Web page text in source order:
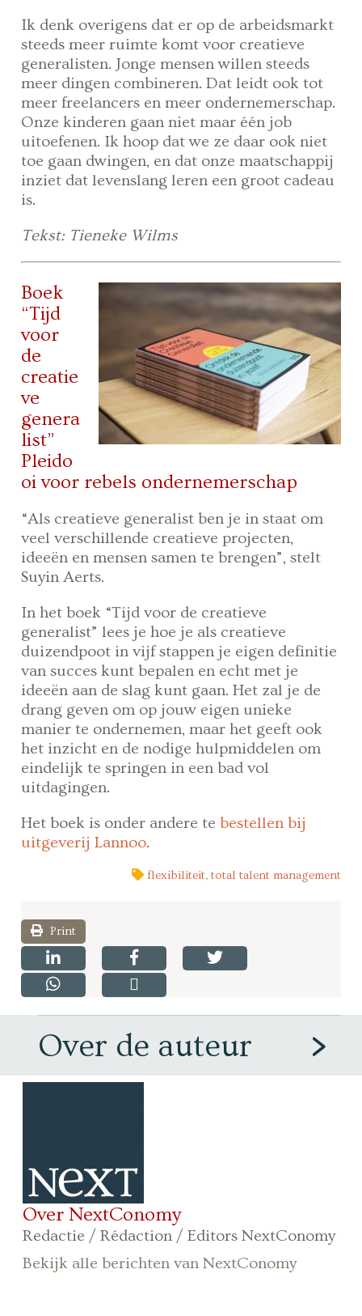
Ik denk overigens dat er op de arbeidsmarkt
steeds meer ruimte komt voor creatieve
generalisten. Jonge mensen willen steeds
meer dingen combineren. Dat leidt ook tot
meer freelancers en meer ondernemerschap.
Onze kinderen gaan niet maar één job
uitoefenen. Ik hoop dat we ze daar ook niet
toe gaan dwingen, en dat onze maatschappij
inziet dat levenslang leren een groot cadeau
is.
Tekst: Tieneke Wilms
Boek
“Tijd
voor
de
creatie
ve
genera
list”
Pleido
oi voor rebels ondernemerschap
“Als creatieve generalist ben je in staat om
veel verschillende creatieve projecten,
ideeën en mensen samen te brengen”, stelt
Suyin Aerts.
In het boek “Tijd voor de creatieve
generalist” lees je hoe je als creatieve
duizendpoot in vijf stappen je eigen definitie
van succes kunt bepalen en echt met je
ideeën aan de slag kunt gaan. Het zal je de
drang geven om op jouw eigen unieke
manier te ondernemen, maar het geeft ook
het inzicht en de nodige hulpmiddelen om
eindelijk te springen in een bad vol
uitdagingen.
Het boek is onder andere tebestellen bij
uitgeverij Lannoo.
flexibiliteit, total talent management
Print
Over de auteur
Over NextConomy
Redactie / Rédaction / Editors NextConomy
Bekijk alle berichten van NextConomy